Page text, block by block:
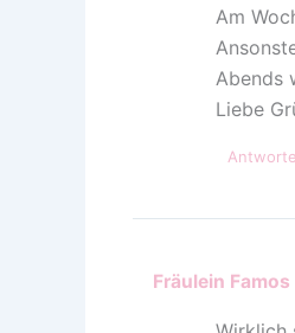
Am
Abends
Liebe
Fräulein Famos